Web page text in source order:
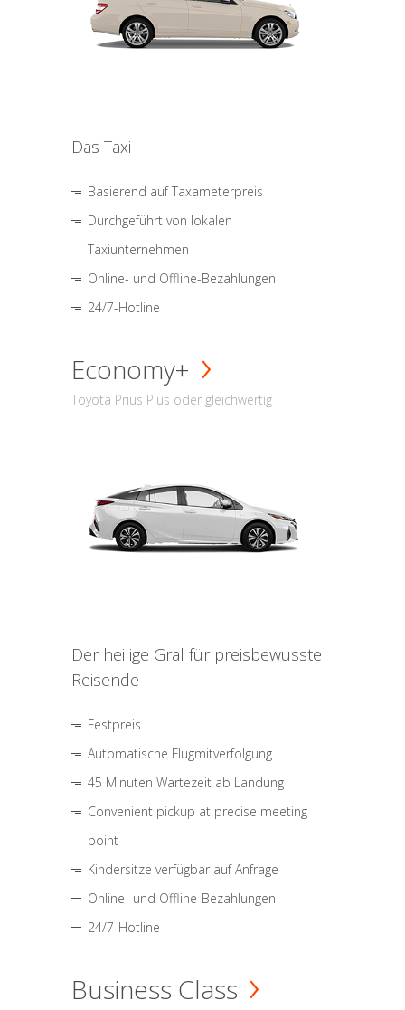
Das Taxi
Basierend auf Taxameterpreis
Durchgeführt von lokalen
Taxiunternehmen
Online- und Offline-Bezahlungen
24/7-Hotline
Economy+
Toyota Prius Plus oder gleichwertig
Der heilige Gral für preisbewusste
Reisende
Festpreis
Automatische Flugmitverfolgung
45 Minuten Wartezeit ab Landung
Convenient pickup at precise meeting
point
Kindersitze verfügbar auf Anfrage
Online- und Offline-Bezahlungen
24/7-Hotline
Business Class